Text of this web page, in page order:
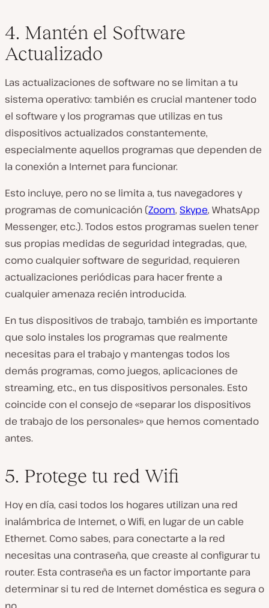
4. Mantén el Software
Actualizado
Las actualizaciones de software no se limitan a tu
sistema operativo: también es crucial mantener todo
el software y los programas que utilizas en tus
dispositivos actualizados constantemente,
especialmente aquellos programas que dependen de
la conexión a Internet para funcionar.
Esto incluye, pero no se limita a, tus navegadores y
programas de comunicación (Zoom, Skype, WhatsApp
Messenger, etc.). Todos estos programas suelen tener
sus propias medidas de seguridad integradas, que,
como cualquier software de seguridad, requieren
actualizaciones periódicas para hacer frente a
cualquier amenaza recién introducida.
En tus dispositivos de trabajo, también es importante
que solo instales los programas que realmente
necesitas para el trabajo y mantengas todos los
demás programas, como juegos, aplicaciones de
streaming, etc., en tus dispositivos personales. Esto
coincide con el consejo de «separar los dispositivos
de trabajo de los personales» que hemos comentado
antes.
5. Protege tu red Wifi
Hoy en día, casi todos los hogares utilizan una red
inalámbrica de Internet, o Wifi, en lugar de un cable
Ethernet. Como sabes, para conectarte a la red
necesitas una contraseña, que creaste al configurar tu
router. Esta contraseña es un factor importante para
determinar si tu red de Internet doméstica es segura o